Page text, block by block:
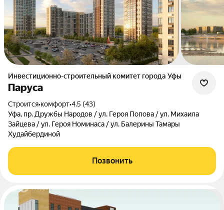
Инвестиционно-строительный комитет города Уфы
Паруса
Строится•комфорт•4.5 (43)
Уфа, пр. Дружбы Народов / ул. Героя Попова / ул. Михаила
Зайцева / ул. Героя Номинаса / ул. Балерины Тамары
Худайбердиной
Позвонить